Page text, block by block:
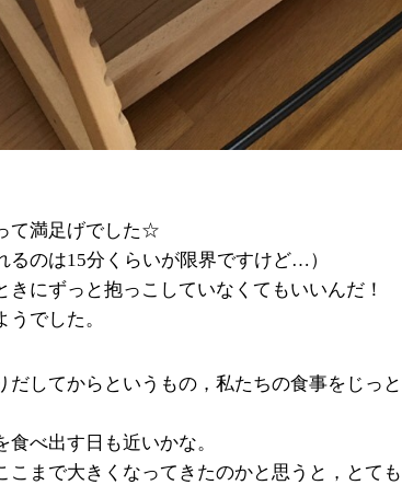
て満足げでした☆
るのは15分くらいが限界ですけど… ）
きにずっと抱っこしていなくてもいいんだ！
でした。
だしてからというもの，私たちの食事をじっ
べ出す日も近いかな。
こまで大きくなってきたのかと思うと，とても